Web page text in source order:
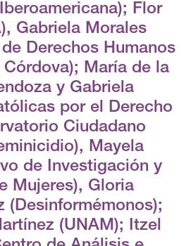
Flor
Gabriela Morales
Derechos Humanos
María de la
y Gabriela
por el Derecho
Ciudadano
Mayela
de Investigación y
Mujeres), Gloria
(Desinformémonos);
(UNAM); Itzel